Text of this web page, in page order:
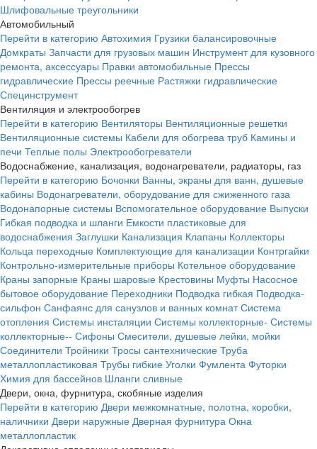
Шлифовальные треугольники
Автомобильный
Перейти в категорию Автохимия Грузики балансировочные
Домкраты Запчасти для грузовых машин Инструмент для кузовного
ремонта, аксессуары Правки автомобильные Прессы
гидравлические Прессы реечные Растяжки гидравлические
Специнструмент
Вентиляция и электрообогрев
Перейти в категорию Вентиляторы Вентиляционные решетки
Вентиляционные системы Кабели для обогрева труб Камины и
печи Теплые полы Электрообогреватели
Водоснабжение, канализация, водонагреватели, радиаторы, газ
Перейти в категорию Бочонки Ванны, экраны для ванн, душевые
кабины Водонагреватели, оборудование для сжиженного газа
Водонапорные системы Вспомогательное оборудование Выпуски
Гибкая подводка и шланги Емкости пластиковые для
водоснабжения Заглушки Канализация Клапаны Коллекторы
Кольца переходные Комплектующие для канализации Контргайки
Контрольно-измерительные приборы Котельное оборудование
Краны запорные Краны шаровые Крестовины Муфты Насосное
бытовое оборудование Переходники Подводка гибкая Подводка-
сильфон Санфаянс для санузлов и ванных комнат Система
отопления Системы инсталяции Системы коллекторные- Системы
коллекторные-- Сифоны Смесители, душевые лейки, мойки
Соединители Тройники Тросы сантехнические Труба
металлопластиковая Трубы гибкие Уголки Фумлента Футорки
Химия для бассейнов Шланги сливные
Двери, окна, фурнитура, скобяные изделия
Перейти в категорию Двери межкомнатные, полотна, коробки,
наличники Двери наружные Дверная фурнитура Окна
металлопластик